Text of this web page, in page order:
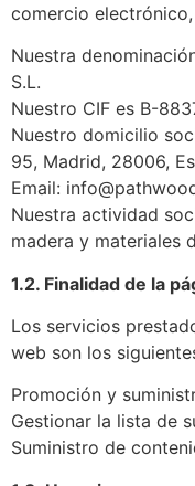
comercio
Nuestra
S.L.
Nuestro CIF es B-
Nuestro domicilio
95, Madrid, 28006,
Email:
Nuestra actividad
madera y materiales
1.2. Finalidad de la
Los servicios
web son los
Promoción y
Gestionar la lista de
Suministro de